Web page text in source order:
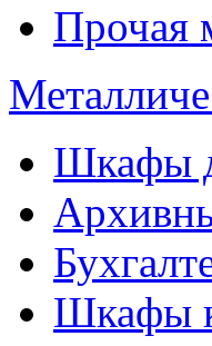
Прочая
Шкафы
Шкафы